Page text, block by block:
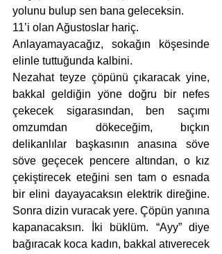
yolunu bulup sen bana geleceksin.
11’i olan Ağustoslar hariç.
Anlayamayacağız, sokağın köşesinde
elinle tuttuğunda kalbini.
Nezahat teyze çöpünü çıkaracak yine,
bakkal geldiğin yöne doğru bir nefes
çekecek sigarasından, ben saçımı
omzumdan dökeceğim, bıçkın
delikanlılar başkasının anasına söve
söve geçecek pencere altından, o kız
çekiştirecek eteğini sen tam o esnada
bir elini dayayacaksın elektrik direğine.
Sonra dizin vuracak yere. Çöpün yanına
kapanacaksın. İki büklüm. “Ayy” diye
bağıracak koca kadın, bakkal atıverecek